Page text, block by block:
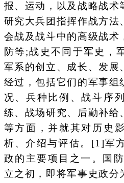
报、运动，以及战略战术
研究大兵团指挥作战方法
会战及战斗中的高级战术
防等;战史不同于军史，
军系的创立、成长、发展
经过，包括它们的军事组
况、兵种比例、战斗序
练、战场研究、后勤补给
等方面，并就其对历史
析、介绍与评估。[1]军
政的主要项目之一。国
立之初，即将军事史政分